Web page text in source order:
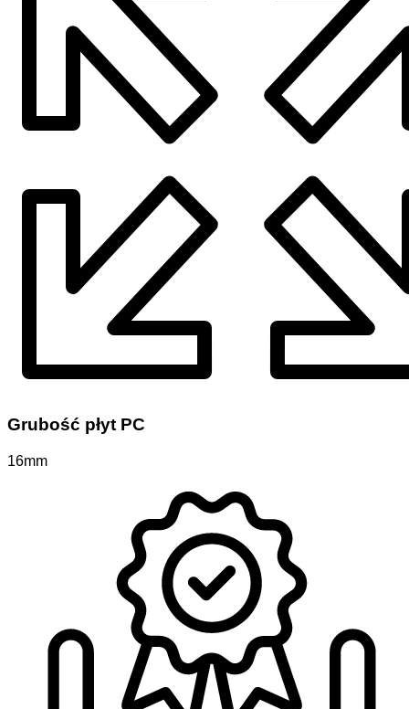
Grubość płyt PC
16mm